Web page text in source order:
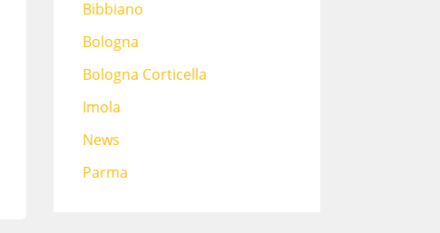
Bibbiano
Bologna
Bologna Corticella
Imola
News
Parma